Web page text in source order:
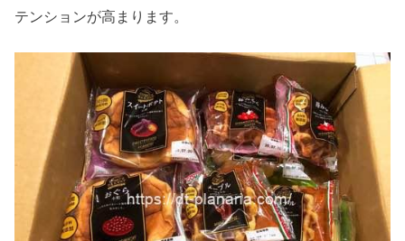
テンションが高まります。